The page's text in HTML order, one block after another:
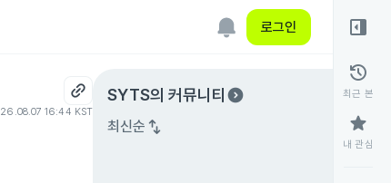
로그인
26.08.07 16:44 KST
SYTS의 커뮤니티 expand_circle_right
최신순 swap_vert
right_panel_open
history
최근 본
star
내 관심